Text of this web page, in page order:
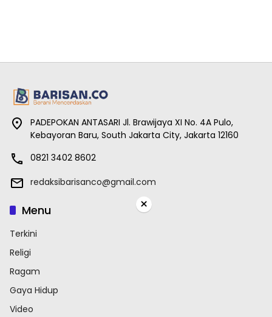
PADEPOKAN ANTASARI Jl. Brawijaya XI No. 4A Pulo,
Kebayoran Baru, South Jakarta City, Jakarta 12160
0821 3402 8602
redaksibarisanco@gmail.com
Menu
Terkini
Religi
Ragam
Gaya Hidup
Video
×